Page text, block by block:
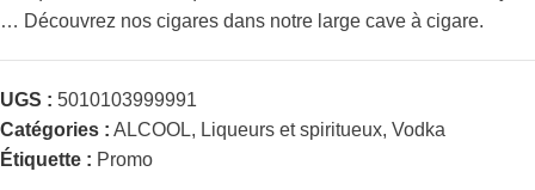
… Découvrez nos cigares dans notre large cave à cigare.
UGS : 5010103999991
Catégories : ALCOOL, Liqueurs et spiritueux, Vodka
Étiquette : Promo